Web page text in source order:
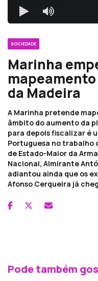
SOCIEDADE
Marinha
da Madeira
A Marinha pretende
âmbito do aumento da
para depois fiscalizar é
Portuguesa no trabalho
de Estado-Maior da
Nacional, Almirante
adiantou ainda que os
Afonso Cerqueira já
Pode também